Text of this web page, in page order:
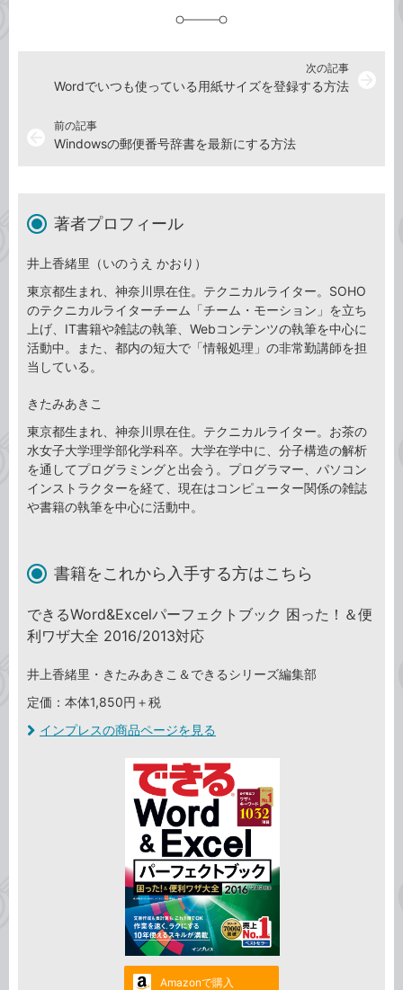
前の記事
Windowsの郵便番号辞書を最新にする方法
次の記事
Wordでいつも使っている用紙サイズを登録する方法
著者プロフィール
井上香緒里（いのうえ かおり）
東京都生まれ、神奈川県在住。テクニカルライター。SOHO
のテクニカルライターチーム「チーム・モーション」を立ち
上げ、IT書籍や雑誌の執筆、Webコンテンツの執筆を中心に
活動中。また、都内の短大で「情報処理」の非常勤講師を担
当している。
きたみあきこ
東京都生まれ、神奈川県在住。テクニカルライター。お茶の
水女子大学理学部化学科卒。大学在学中に、分子構造の解析
を通してプログラミングと出会う。プログラマー、パソコン
インストラクターを経て、現在はコンピューター関係の雑誌
や書籍の執筆を中心に活動中。
書籍をこれから入手する方はこちら
できるWord&Excelパーフェクトブック 困った！＆便
利ワザ大全 2016/2013対応
井上香緒里・きたみあきこ＆できるシリーズ編集部
定価：本体1,850円＋税
インプレスの商品ページを見る
Amazonで購入